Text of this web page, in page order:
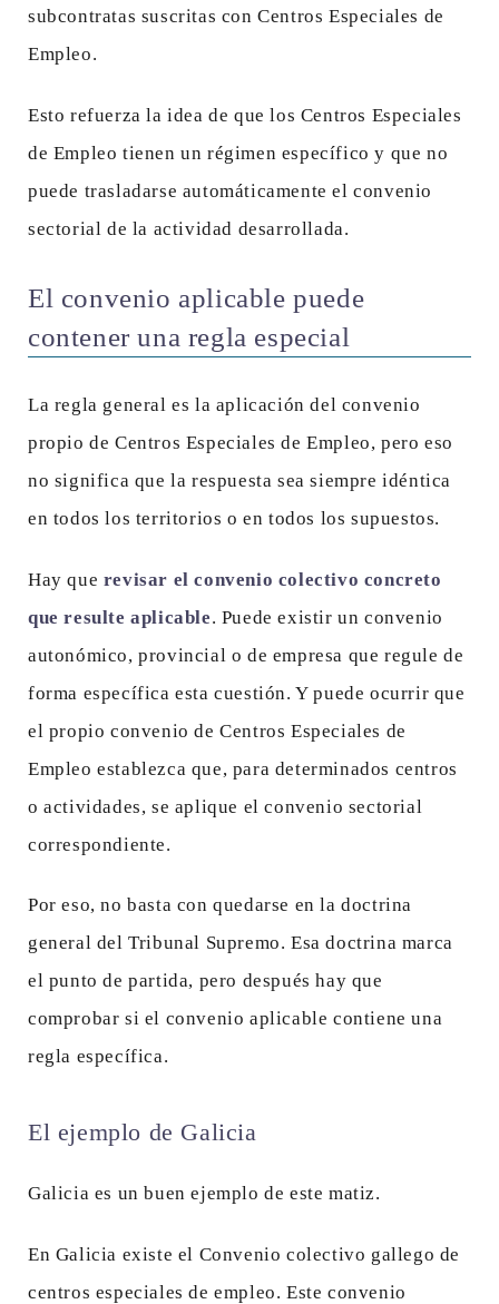
subcontratas suscritas con Centros Especiales de
Empleo.
Esto refuerza la idea de que los Centros Especiales
de Empleo tienen un régimen específico y que no
puede trasladarse automáticamente el convenio
sectorial de la actividad desarrollada.
El convenio aplicable puede
contener una regla especial
La regla general es la aplicación del convenio
propio de Centros Especiales de Empleo, pero eso
no significa que la respuesta sea siempre idéntica
en todos los territorios o en todos los supuestos.
Hay que revisar el convenio colectivo concreto
que resulte aplicable. Puede existir un convenio
autonómico, provincial o de empresa que regule de
forma específica esta cuestión. Y puede ocurrir que
el propio convenio de Centros Especiales de
Empleo establezca que, para determinados centros
o actividades, se aplique el convenio sectorial
correspondiente.
Por eso, no basta con quedarse en la doctrina
general del Tribunal Supremo. Esa doctrina marca
el punto de partida, pero después hay que
comprobar si el convenio aplicable contiene una
regla específica.
El ejemplo de Galicia
Galicia es un buen ejemplo de este matiz.
En Galicia existe el Convenio colectivo gallego de
centros especiales de empleo. Este convenio